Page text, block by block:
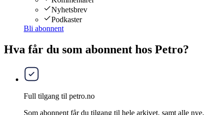
Nyhetsbrev
Podkaster
Bli abonnent
Hva får du som abonnent hos Petro?
Full tilgang til petro.no
Som abonnent får du tilgang til hele arkivet, samt alle nye,